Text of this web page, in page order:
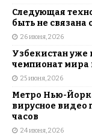
Следующая
быть не связана
26 июня, 2026
Узбекистан уже
чемпионат мира
25 июня, 2026
Метро Нью-
вирусное видео
часов
24 июня, 2026